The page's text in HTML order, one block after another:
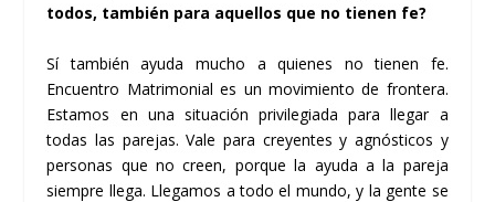
todos, también para aquellos que no tienen fe?
Sí también ayuda mucho a quienes no tienen fe.
Encuentro Matrimonial es un movimiento de frontera.
Estamos en una situación privilegiada para llegar a
todas las parejas. Vale para creyentes y agnósticos y
personas que no creen, porque la ayuda a la pareja
siempre llega. Llegamos a todo el mundo, y la gente se